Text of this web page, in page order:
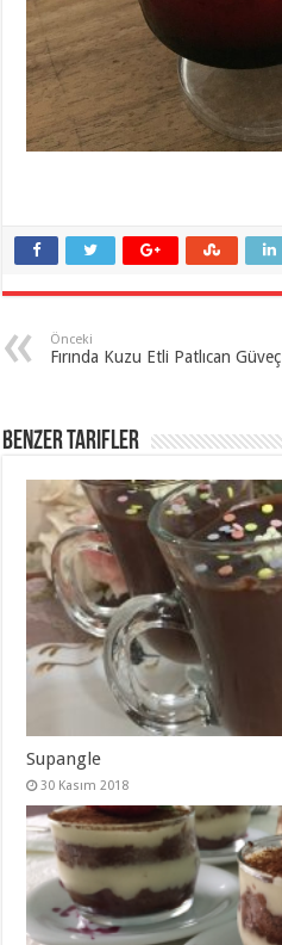
Önceki
Fırında Kuzu Etli Patlıcan Güveç
Benzer Tarifler
Supangle
30 Kasım 2018